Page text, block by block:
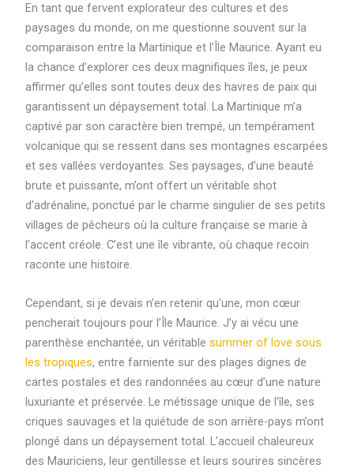
En tant que fervent explorateur des cultures et des
paysages du monde, on me questionne souvent sur la
comparaison entre la Martinique et l’Île Maurice. Ayant eu
la chance d’explorer ces deux magnifiques îles, je peux
affirmer qu’elles sont toutes deux des havres de paix qui
garantissent un dépaysement total. La Martinique m’a
captivé par son caractère bien trempé, un tempérament
volcanique qui se ressent dans ses montagnes escarpées
et ses vallées verdoyantes. Ses paysages, d’une beauté
brute et puissante, m’ont offert un véritable shot
d’adrénaline, ponctué par le charme singulier de ses petits
villages de pêcheurs où la culture française se marie à
l’accent créole. C’est une île vibrante, où chaque recoin
raconte une histoire.
Cependant, si je devais n’en retenir qu’une, mon cœur
pencherait toujours pour l’Île Maurice. J’y ai vécu une
parenthèse enchantée, un véritable summer of love sous
les tropiques, entre farniente sur des plages dignes de
cartes postales et des randonnées au cœur d’une nature
luxuriante et préservée. Le métissage unique de l’île, ses
criques sauvages et la quiétude de son arrière-pays m’ont
plongé dans un dépaysement total. L’accueil chaleureux
des Mauriciens, leur gentillesse et leurs sourires sincères